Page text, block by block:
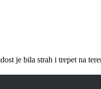
je bila strah i trepet na